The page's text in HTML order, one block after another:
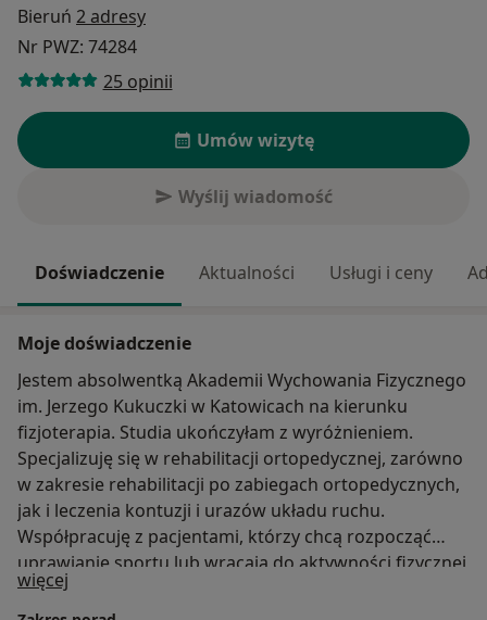
Bieruń 2 adresy
Nr PWZ: 74284
25 opinii
Umów wizytę
Wyślij wiadomość
Doświadczenie Aktualności Usługi i ceny
Moje doświadczenie
Jestem absolwentką Akademii Wychowania Fizycznego
im. Jerzego Kukuczki w Katowicach na kierunku
fizjoterapia. Studia ukończyłam z wyróżnieniem.
Specjalizuję się w rehabilitacji ortopedycznej, zarówno
w zakresie rehabilitacji po zabiegach ortopedycznych,
jak i leczenia kontuzji i urazów układu ruchu.
Współpracuję z pacjentami, którzy chcą rozpocząć
uprawianie sportu lub wracają do aktywności fizycznej
np. po przebytych zabiegach, kontuzjach, urazach.
Interesuję się treningiem nakierowanym na poprawę
więcej